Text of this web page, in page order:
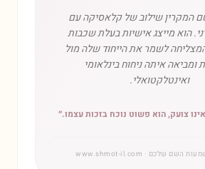
המקרין שילוב של קלאסיקה עם
הוא מייצג אישיות בעלת שכבות
לשמר את הייחוד שלה מול
ומביאה איתה ניחוח בינלאומי
ואינטלקטואלי.
צועק, הוא פשוט נוכח בזכות עצמו.״
השם שלכם · www.shmot-il.com